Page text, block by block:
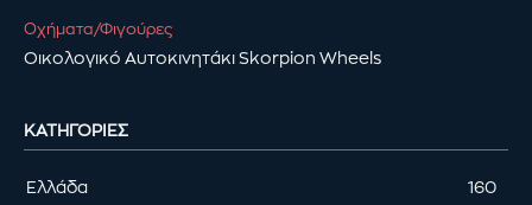
Οχήματα/Φιγούρες
Οικολογικό Αυτοκινητάκι Skorpion Wheels
ΚΑΤΗΓΟΡΊΕΣ
Ελλάδα 160